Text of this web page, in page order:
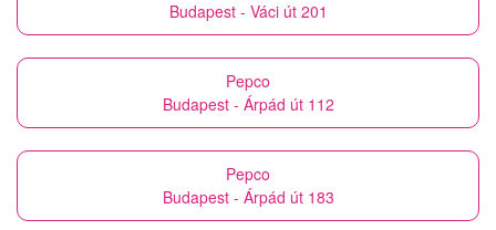
Budapest - Váci út 201
Pepco
Budapest - Árpád út 112
Pepco
Budapest - Árpád út 183